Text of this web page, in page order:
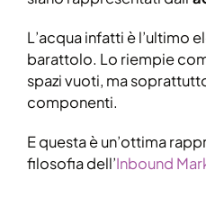
L’acqua infatti è l’ultimo
barattolo. Lo riempie
spazi vuoti, ma
componenti.
E questa è un’ottima
filosofia dell’Inbound